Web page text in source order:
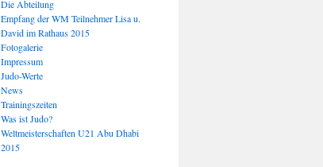
Die Abteilung
Empfang der WM Teilnehmer Lisa u.
David im Rathaus 2015
Fotogalerie
Impressum
Judo-Werte
News
Trainingszeiten
Was ist Judo?
Weltmeisterschaften U21 Abu Dhabi
2015